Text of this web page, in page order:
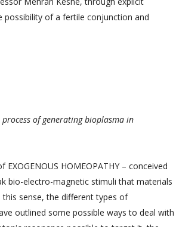
possibility of a fertile conjunction and
of generating bioplasma in
HOMEOPATHY – conceived
bio-electro-magnetic stimuli that materials
sense, the different types of
outlined some possible ways to deal with